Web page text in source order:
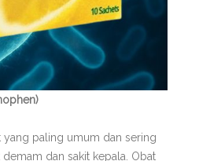
yang paling umum dan sering
dan sakit kepala. Obat